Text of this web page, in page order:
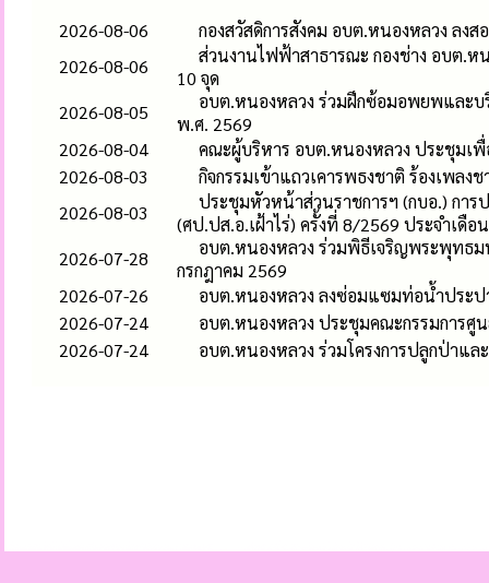
2026-08-06
กองสวัสดิการสังคม อบต.หนองหลวง ล
2026-08-06
ส่วนงานไฟฟ้าสาธารณะ กองช่าง อบต.
10 จุด
2026-08-05
อบต.หนองหลวง ร่วมฝึกซ้อมอพยพและบ
พ.ศ. 2569
2026-08-04
คณะผู้บริหาร อบต.หนองหลวง ประชุมเพื่
2026-08-03
กิจกรรมเข้าแถวเคารพธงชาติ ร้องเพล
2026-08-03
ประชุมหัวหน้าส่วนราชการฯ (กบอ.) การ
(ศป.ปส.อ.เฝ้าไร่) ครั้งที่ 8/2569 ประจำเดือ
2026-07-28
อบต.หนองหลวง ร่วมพิธีเจริญพระพุทธ
กรกฎาคม 2569
2026-07-26
อบต.หนองหลวง ลงซ่อมแซมท่อน้ำประ
2026-07-24
อบต.หนองหลวง ประชุมคณะกรรมการศู
2026-07-24
อบต.หนองหลวง ร่วมโครงการปลูกป่าแ